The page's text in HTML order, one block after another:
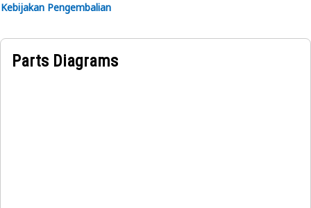
Kebijakan Pengembalian
Parts Diagrams